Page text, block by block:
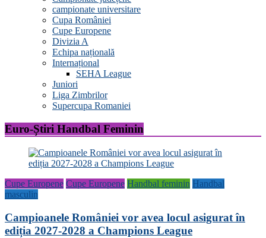
campionate universitare
Cupa României
Cupe Europene
Divizia A
Echipa națională
Internațional
SEHA League
Juniori
Liga Zimbrilor
Supercupa Romaniei
Euro-Știri Handbal Feminin
Cupe Europene Cupe Europene Handbal feminin Handbal
masculin
Campioanele României vor avea locul asigurat în
ediția 2027-2028 a Champions League